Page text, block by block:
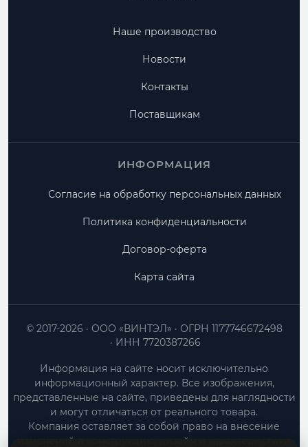
Наше производство
Новости
Контакты
Поставщикам
ИНФОРМАЦИЯ
Согласие на обработку персональных данных
Политика конфиденциальности
Договор-оферта
Карта сайта
ООО «ВИНТЭЛ»
ОГРН 1177746672498
ИНН 7720387266
© 2017-2026
Информация на сайте носит исключительно
информационный характер. Все изображения,
представленные на сайте, приведены для наглядности
и могут отличаться от реального товара.
Компания оставляет за собой право на внесение
изменений в конструкцию, дизайн и характеристики